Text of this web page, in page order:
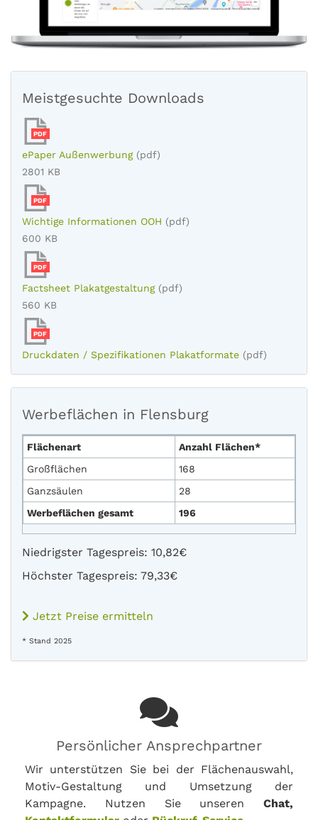
Meistgesuchte Downloads
PDF
ePaper Außenwerbung (pdf)
2801 KB
PDF
Wichtige Informationen OOH (pdf)
600 KB
PDF
Factsheet Plakatgestaltung (pdf)
560 KB
PDF
Druckdaten / Spezifikationen Plakatformate (pdf)
Werbeflächen in Flensburg
Flächenart
Anzahl Flächen*
Großflächen
168
Ganzsäulen
28
Werbeflächen gesamt
196
Niedrigster Tagespreis: 10,82€
Höchster Tagespreis: 79,33€
Jetzt Preise ermitteln
* Stand 2025
Persönlicher Ansprechpartner
Wir unterstützen Sie bei der Flächenauswahl,
Motiv-Gestaltung und Umsetzung der
Kampagne. Nutzen Sie unseren Chat,